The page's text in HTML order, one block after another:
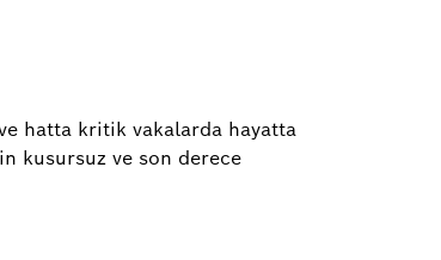
hatta kritik vakalarda hayatta
kusursuz ve son derece